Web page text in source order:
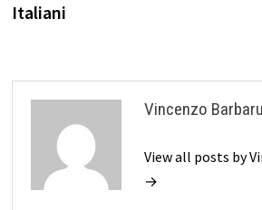
Italiani
Vincenzo
View all posts by
→